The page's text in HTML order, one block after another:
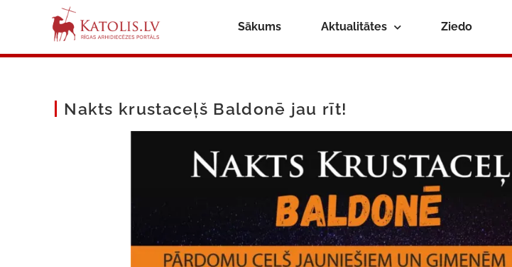
Sākums Aktualitātes Ziedo
Nakts krustaceļš Baldonē jau rīt!